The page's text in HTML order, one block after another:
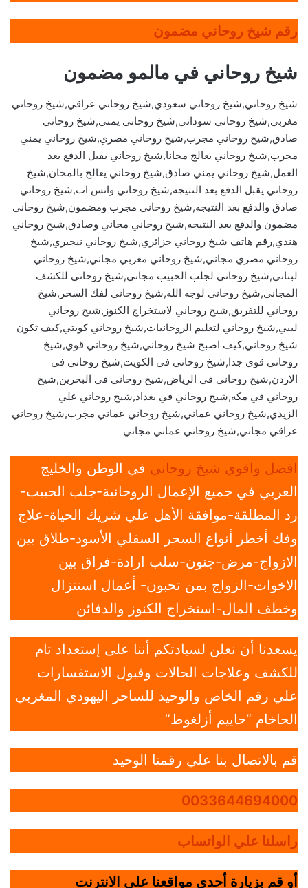
رقم شيخ روحاني مضمون
شيخ روحاني في مالمو مضمون
شيخ روحاني,شيخ روحاني سعودي,شيخ روحاني عراقي,شيخ روحاني
مغربي,شيخ روحاني سوداني,شيخ روحاني يمني,شيخ روحاني
صادق,شيخ روحاني مجرب,شيخ روحاني مصري,شيخ روحاني يمني
مجرب,شيخ روحاني يعالج مجانا,شيخ روحاني يقبل الدفع بعد
العمل,شيخ روحاني يمني صادق,شيخ روحاني يعالج بالمجان,شيخ
روحاني يقبل الدفع بعد النتيجه,شيخ روحاني واتس اب,شيخ روحاني
صادق والدفع بعد النتيجه,شيخ روحاني مجرب ومضمون,شيخ روحاني
مضمون والدفع بعد النتيجه,شيخ روحاني مجاني وصادق,شيخ روحاني
هندي,رقم هاتف شيخ روحاني جزائري,شيخ روحاني نيجيري,شيخ
روحاني مصري مجاني,شيخ روحاني مغربي مجاني,شيخ روحاني
لبناني,شيخ روحاني لجلب الحبيب مجاني,شيخ روحاني للكشف
المجاني,شيخ روحاني لوجه الله,شيخ روحاني لفك السحر,شيخ
روحاني للتفريق,شيخ روحاني لاستخراج الكنوز,شيخ روحاني
ليبي,شيخ روحاني لتعليم الروحانيات,شيخ روحاني كويتي,كيف تكون
شيخ روحاني,كيف اصبح شيخ روحاني,شيخ روحاني قوي,شيخ
روحاني قوي جدا,شيخ روحاني في الكويت,شيخ روحاني في
الاردن,شيخ روحاني في الرياض,شيخ روحاني في البحرين,شيخ
روحاني في مكه,شيخ روحاني في بغداد,شيخ روحاني علي
الزيدي,شيخ روحاني عماني,شيخ روحاني عماني مجرب,شيخ روحاني
عراقي مجاني,شيخ روحاني عماني مجاني
افضل واقوي شيخ روحاني في الوطن والخليج
العربي في جميع الإعمال الروحانية-جلب الحبيب-
رد المطلقة-موافقة الأهل علي شريك الحياة-علاج
وفك أخطر أنواع السحر السفلي الأسود-طلاق بين
الازواج-مرض-جنون-سلب ارادة-فراق بين
الاخوات-الزواج بمن تحبون- أعمال استنزال
وخطف المال-استخراج الكنوز والدفائن
يسعدنا أن نعلن لسيادتكم أننا على إستعداد تام
للكشف وعلاجات الحالات وقبول الاستفسارات
علي رقم الخاص والوحيد للساحر اليهودي المغربي
الحاخام “حاييم أزلغوط”
قم بالاتصال بنا علي رقمنا الوحيد
0033644694000
راسلنا علي الواتساب
أو قم بزيارة أحدي مواقعنا علي الانترنت